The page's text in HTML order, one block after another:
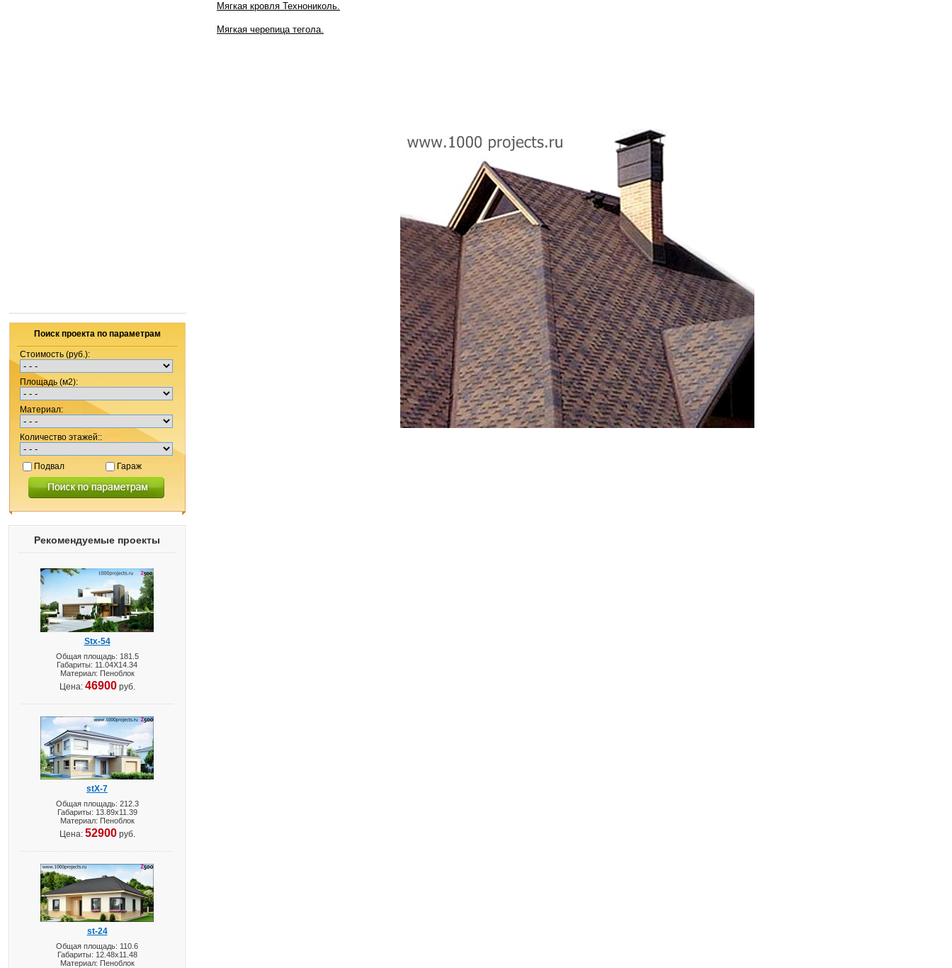
Поиск проекта по параметрам
Стоимость (руб.):
Площадь (м2):
Материал:
Количество этажей::
Подвал Гараж
Рекомендуемые проекты
Stx-54
Общая площадь: 181.5
Габариты: 11.04X14.34
Материал: Пеноблок
Цена: 46900руб.
stX-7
Общая площадь: 212.3
Габариты: 13.89х11.39
Материал: Пеноблок
Цена: 52900руб.
st-24
Общая площадь: 110.6
Габариты: 12.48х11.48
Материал: Пеноблок
Мягкая кровля Технониколь.
Мягкая черепица тегола.